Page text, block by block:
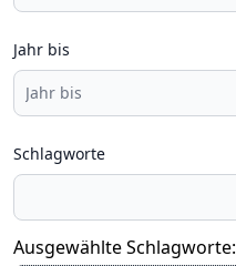
Jahr bis
Schlagworte
Ausgewählte Schlagworte: